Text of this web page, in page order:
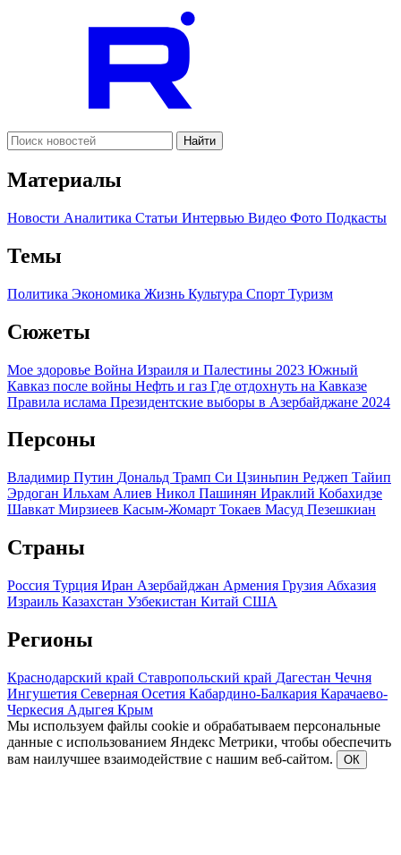
Найти
Материалы
Новости Аналитика Статьи Интервью Видео Фото Подкасты
Темы
Политика Экономика Жизнь Культура Спорт Туризм
Сюжеты
Мое здоровье Война Израиля и Палестины 2023 Южный
Кавказ после войны Нефть и газ Где отдохнуть на Кавказе
Правила ислама Президентские выборы в Азербайджане 2024
Персоны
Владимир Путин Дональд Трамп Си Цзиньпин Реджеп Тайип
Эрдоган Ильхам Алиев Никол Пашинян Ираклий Кобахидзе
Шавкат Мирзиеев Касым-Жомарт Токаев Масуд Пезешкиан
Страны
Россия Турция Иран Азербайджан Армения Грузия Абхазия
Израиль Казахстан Узбекистан Китай США
Регионы
Краснодарский край Ставропольский край Дагестан Чечня
Ингушетия Северная Осетия Кабардино-Балкария Карачаево-
Черкесия Адыгея Крым
Мы используем файлы cookie и обрабатываем персональные
данные с использованием Яндекс Метрики, чтобы обеспечить
вам наилучшее взаимодействие с нашим веб-сайтом.
ОК